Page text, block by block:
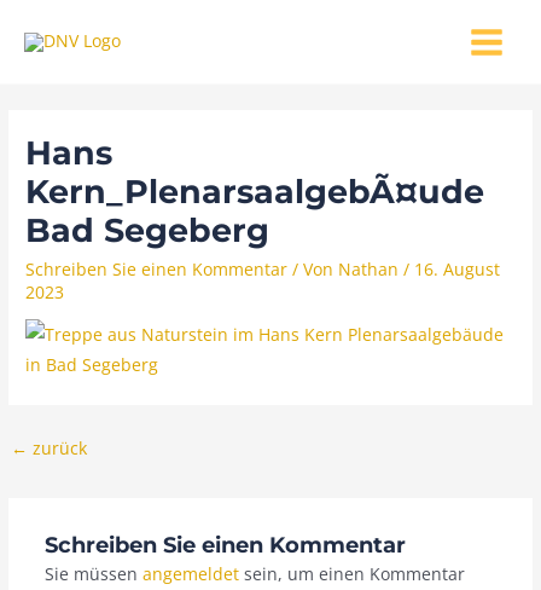
Inhalt
MENU
Hans
Kern_PlenarsaalgebÃ¤ude
Bad Segeberg
Schreiben Sie einen Kommentar / Von Nathan/ 16. August
2023
← zurück
Schreiben Sie einen Kommentar
Sie müssen angemeldetsein, um einen Kommentar